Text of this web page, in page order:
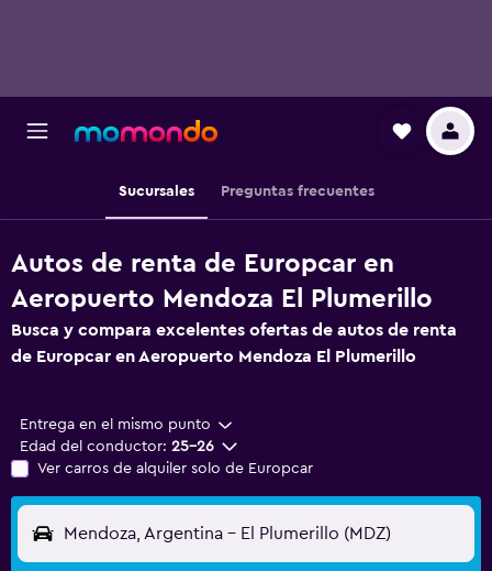
Sucursales Preguntas frecuentes
Autos de renta de Europcar en
Aeropuerto Mendoza El Plumerillo
Busca y compara excelentes ofertas de autos de renta
de Europcar en Aeropuerto Mendoza El Plumerillo
Entrega en el mismo punto
Edad del conductor: 25-26
Ver carros de alquiler solo de Europcar
Mendoza, Argentina - El Plumerillo (MDZ)